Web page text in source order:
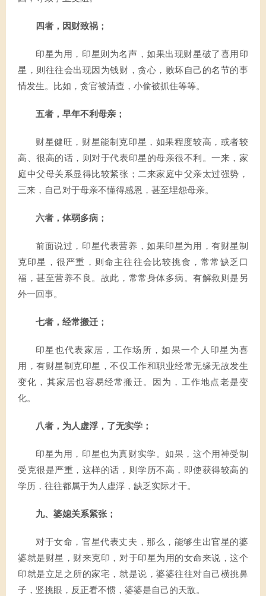
四者，因财致祸；
印星为用，印星则为名声，如果出现财星破了喜用印
星，则往往会出现因为钱财，贪心，败坏自己的名节的事
情发生。比如，贪官被清查，小偷被抓住等等。
五者，早年不利母亲；
财星健旺，财星能制克印星，如果程度较高，或者较
高、很高的话，则对于代表印星的母亲很不利。一来，家
庭中父母关系显得比较紧张；二来家庭中父亲太过强势，
三来，自己对于母亲不懂得感恩，甚至埋怨母亲。
六者，体弱多病；
前面说过，印星代表营养，如果印星为用，有财星制
克印星，很严重，则命主往往会比较挑食，常常缺乏口
福，甚至营养不良。故此，常常身体多病。有解救则是另
外一回事。
七者，经常搬迁；
印星也代表家居，工作场所，如果一个人印星为喜
用，有财星制克印星，不仅工作和职业经常无缘无故发生
变化，其家居也容易经常搬迁。因为，工作地点老是变
化。
八者，为人虚浮，了无实学；
印星为用，印星也为真财实学。如果，这个用神受制
受克很是严重，这样的话，则学历不高，即使获得较高的
学历，往往都属于为人虚浮，缺乏实际才干。
九、婆媳关系紧张；
对于女命，官星代表丈夫，那么，能够生出官星的婆
婆就是财星，财来克印，对于印星为用的女命来说，这个
印就是立足之所的家宅，就是说，婆婆往往对自己横挑鼻
子，竖挑眼，反正看不惯，婆婆是自己的天敌。